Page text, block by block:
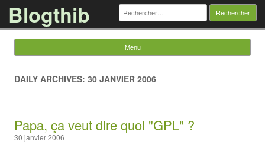
Blogthib Rechercher :
Menu
DAILY ARCHIVES: 30 JANVIER 2006
Papa, ça veut dire quoi "GPL" ?
30 janvier 2006